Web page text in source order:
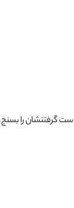
گرفتنشان را بسنج.